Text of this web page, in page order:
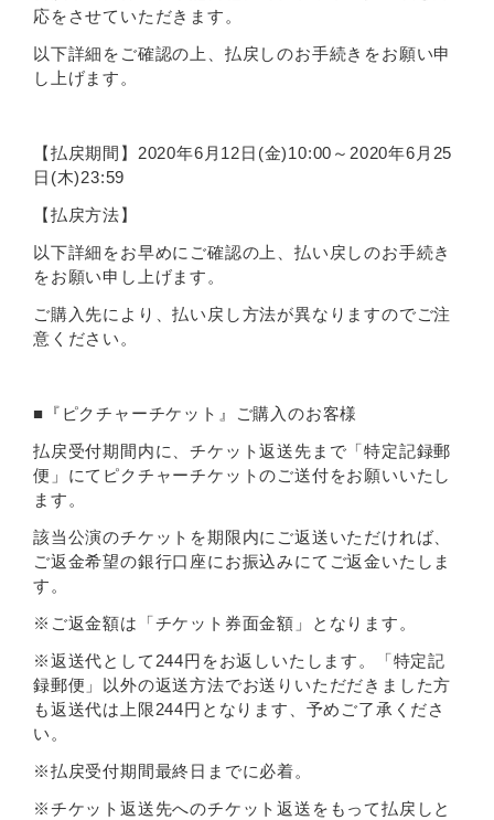
応をさせていただきます。
以下詳細をご確認の上、払戻しのお手続きをお願い申
し上げます。
【払戻期間】2020年6月12日(金)10:00～2020年6月25
日(木)23:59
【払戻方法】
以下詳細をお早めにご確認の上、払い戻しのお手続き
をお願い申し上げます。
ご購入先により、払い戻し方法が異なりますのでご注
意ください。
■『ピクチャーチケット』ご購入のお客様
払戻受付期間内に、チケット返送先まで「特定記録郵
便」にてピクチャーチケットのご送付をお願いいたし
ます。
該当公演のチケットを期限内にご返送いただければ、
ご返金希望の銀行口座にお振込みにてご返金いたしま
す。
※ご返金額は「チケット券面金額」となります。
※返送代として244円をお返しいたします。「特定記
録郵便」以外の返送方法でお送りいただだきました方
も返送代は上限244円となります、予めご了承くださ
い。
※払戻受付期間最終日までに必着。
※チケット返送先へのチケット返送をもって払戻しと